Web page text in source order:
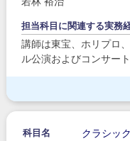
担当科目に関連する実務
講師は東宝、ホリプロ
ル公演およびコンサー
科目名 クラシッ